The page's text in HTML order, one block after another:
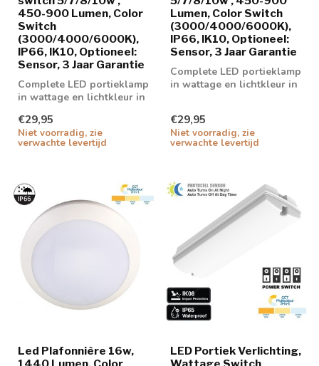
450-900 Lumen, Color
Switch
(3000/4000/6000K),
IP66, IK10, Optioneel:
Sensor, 3 Jaar Garantie
Complete LED portieklamp
in wattage en lichtkleur in
€29,95
Niet voorradig, zie
verwachte levertijd
Lumen, Color Switch
(3000/4000/6000K),
IP66, IK10, Optioneel:
Sensor, 3 Jaar Garantie
Complete LED portieklamp
in wattage en lichtkleur in
€29,95
Niet voorradig, zie
verwachte levertijd
Led Plafonnière 16w,
LED Portiek Verlichting,